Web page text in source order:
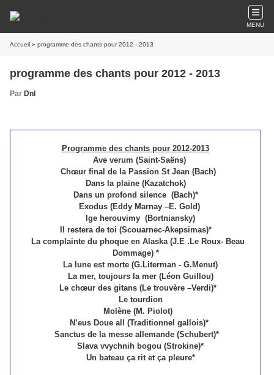
MENU
Accueil » programme des chants pour 2012 - 2013
programme des chants pour 2012 - 2013
Par Dnl
Programme des chants pour 2012-2013
Ave verum (Saint-Saëns)
Chœur final de la Passion St Jean (Bach)
Dans la plaine (Kazatchok)
Dans un profond silence (Bach)*
Exodus (Eddy Marnay –E. Gold)
Ige herouvimy (Bortniansky)
Il restera de toi (Scouarnec-Akepsimas)*
La complainte du phoque en Alaska (J.E .Le Roux- Beau
Dommage) *
La lune est morte (G.Literman - G.Menut)
La mer, toujours la mer (Léon Guillou)
Le chœur des gitans (Le trouvère –Verdi)*
Le tourdion
Molène (M. Piolot)
N’eus Doue all (Traditionnel gallois)*
Sanctus de la messe allemande (Schubert)*
Slava vvychnih bogou (Strokine)*
Un bateau ça rit et ça pleure*